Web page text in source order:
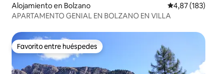
Alojamiento en Bolzano Calificación
4,87 (183)
APARTAMENTO GENIAL EN BOLZANO EN VILLA
Favorito entre huéspedes
Favorito entre huéspedes